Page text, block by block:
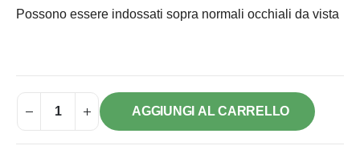
Possono essere indossati sopra normali occhiali da vista
AGGIUNGI AL CARRELLO